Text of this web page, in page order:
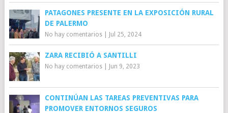
PATAGONES PRESENTE EN LA EXPOSICIÓN RURAL
DE PALERMO
No hay comentarios| Jul 25, 2024
ZARA RECIBIÓ A SANTILLI
No hay comentarios| Jun 9, 2023
CONTINÚAN LAS TAREAS PREVENTIVAS PARA
PROMOVER ENTORNOS SEGUROS